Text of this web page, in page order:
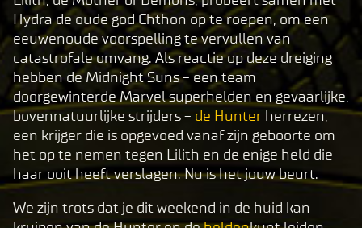
Hydra de oude god Chthon op te roepen, om een
eeuwenoude voorspelling te vervullen van
catastrofale omvang. Als reactie op deze dreiging
hebben de Midnight Suns - een team
doorgewinterde Marvel superhelden en gevaarlijke,
bovennatuurlijke strijders - de Hunter herrezen,
een krijger die is opgevoed vanaf zijn geboorte om
het op te nemen tegen Lilith en de enige held die
haar ooit heeft verslagen. Nu is het jouw beurt.
We zijn trots dat je dit weekend in de huid kan